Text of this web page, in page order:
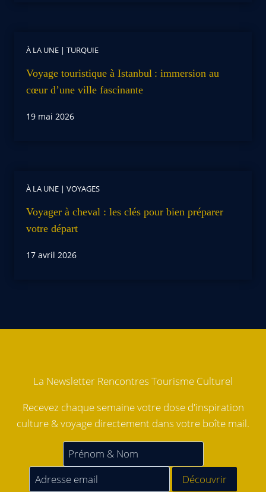
À LA UNE | TURQUIE
Voyage touristique à Istanbul : immersion au
cœur d’une ville fascinante
19 mai 2026
À LA UNE | VOYAGES
Voyager à cheval : les clés pour bien préparer
votre départ
17 avril 2026
La Newsletter Rencontres Tourisme Culturel
Recevez chaque semaine votre dose d'inspiration
culture & voyage directement dans votre boîte mail.